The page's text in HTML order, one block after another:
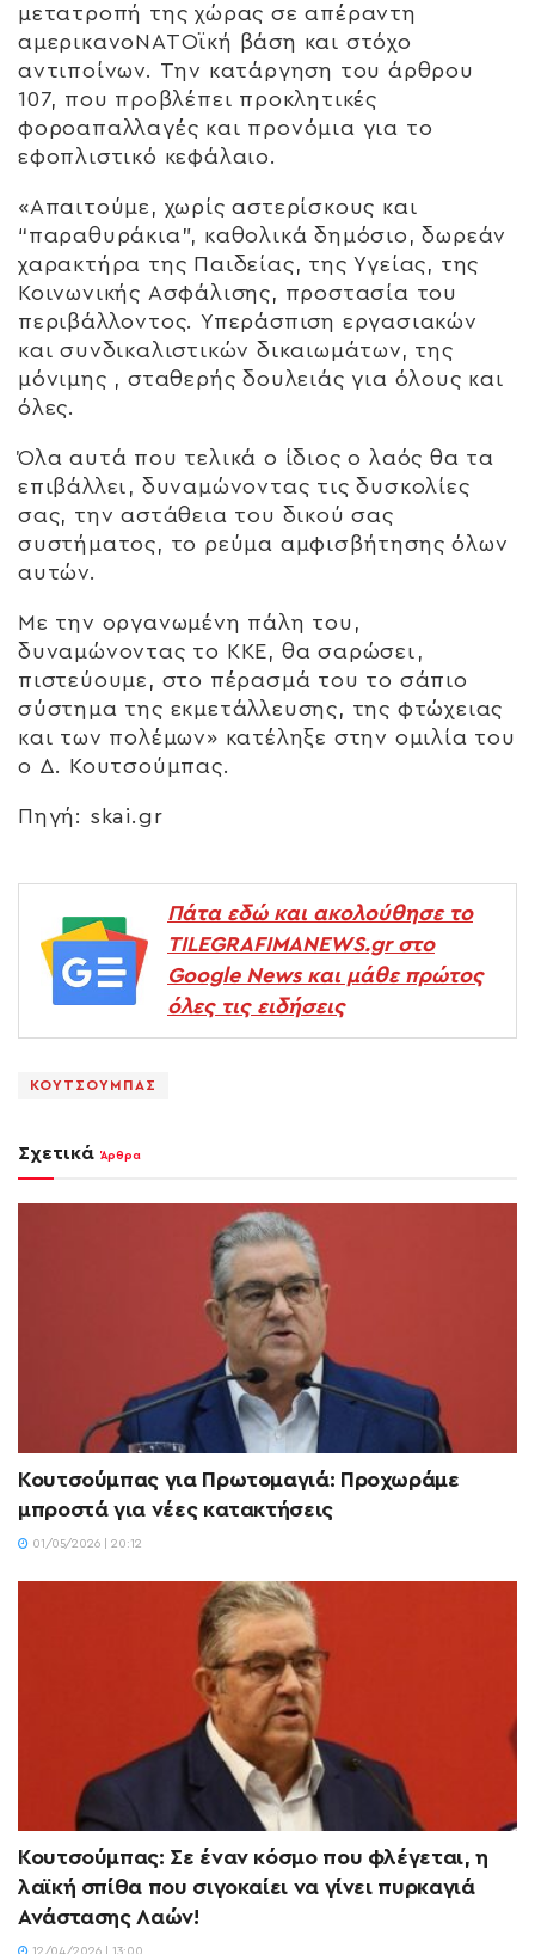
μετατροπή της χώρας σε απέραντη
αμερικανοΝΑΤΟϊκή βάση και στόχο
αντιποίνων. Την κατάργηση του άρθρου
107, που προβλέπει προκλητικές
φοροαπαλλαγές και προνόμια για το
εφοπλιστικό κεφάλαιο.
«Απαιτούμε, χωρίς αστερίσκους και
“παραθυράκια”, καθολικά δημόσιο, δωρεάν
χαρακτήρα της Παιδείας, της Υγείας, της
Κοινωνικής Ασφάλισης, προστασία του
περιβάλλοντος. Υπεράσπιση εργασιακών
και συνδικαλιστικών δικαιωμάτων, της
μόνιμης , σταθερής δουλειάς για όλους και
όλες.
Όλα αυτά που τελικά ο ίδιος ο λαός θα τα
επιβάλλει, δυναμώνοντας τις δυσκολίες
σας, την αστάθεια του δικού σας
συστήματος, το ρεύμα αμφισβήτησης όλων
αυτών.
Με την οργανωμένη πάλη του,
δυναμώνοντας το ΚΚΕ, θα σαρώσει,
πιστεύουμε, στο πέρασμά του το σάπιο
σύστημα της εκμετάλλευσης, της φτώχειας
και των πολέμων» κατέληξε στην ομιλία του
ο Δ. Κουτσούμπας.
Πηγή: skai.gr
Πάτα εδώ και ακολούθησε το
TILEGRAFIMANEWS.gr στο
Google News και μάθε πρώτος
όλες τις ειδήσεις
ΚΟΥΤΣΟΥΜΠΑΣ
Σχετικά Άρθρα
Κουτσούμπας για Πρωτομαγιά: Προχωράμε
μπροστά για νέες κατακτήσεις
01/05/2026 | 20:12
Κουτσούμπας: Σε έναν κόσμο που φλέγεται, η
λαϊκή σπίθα που σιγοκαίει να γίνει πυρκαγιά
Ανάστασης Λαών!
12/04/2026 | 13:00